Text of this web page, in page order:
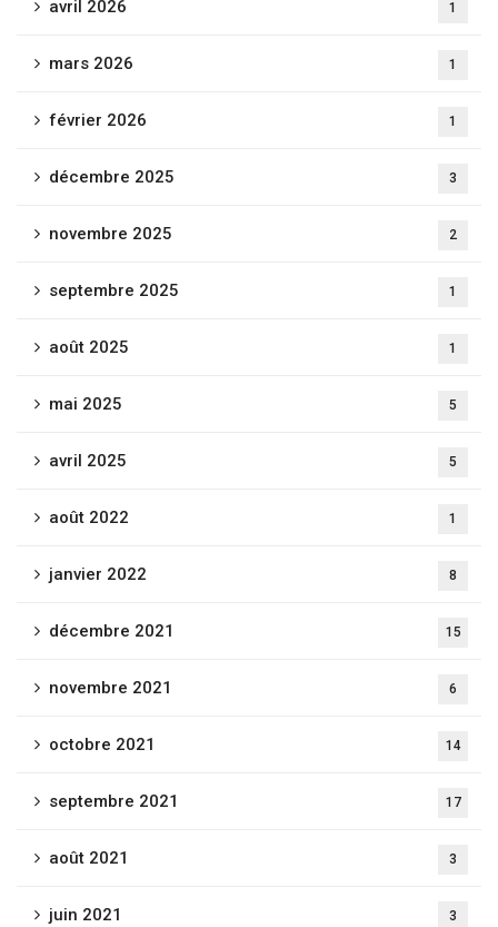
avril 2026 1
mars 2026 1
février 2026 1
décembre 2025 3
novembre 2025 2
septembre 2025 1
août 2025 1
mai 2025 5
avril 2025 5
août 2022 1
janvier 2022 8
décembre 2021 15
novembre 2021 6
octobre 2021 14
septembre 2021 17
août 2021 3
juin 2021 3